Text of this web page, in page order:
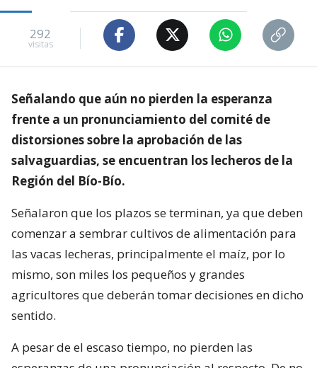
292
visitas
Señalando que aún no pierden la esperanza
frente a un pronunciamiento del comité de
distorsiones sobre la aprobación de las
salvaguardias, se encuentran los lecheros de la
Región del Bío-Bío.
Señalaron que los plazos se terminan, ya que deben
comenzar a sembrar cultivos de alimentación para
las vacas lecheras, principalmente el maíz, por lo
mismo, son miles los pequeños y grandes
agricultores que deberán tomar decisiones en dicho
sentido.
A pesar de el escaso tiempo, no pierden las